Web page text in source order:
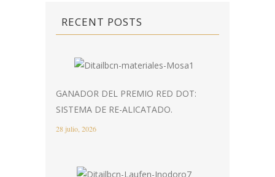
RECENT POSTS
GANADOR DEL PREMIO RED DOT:
SISTEMA DE RE-ALICATADO.
28 julio, 2026